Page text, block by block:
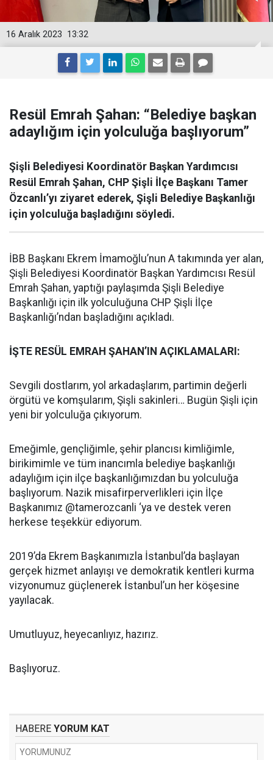
13:32
16 Aralık 2023
Resül Emrah Şahan: “Belediye başkan
adaylığım için yolculuğa başlıyorum”
Şişli Belediyesi Koordinatör Başkan Yardımcısı
Resül Emrah Şahan, CHP Şişli İlçe Başkanı Tamer
Özcanlı’yı ziyaret ederek, Şişli Belediye Başkanlığı
için yolculuğa başladığını söyledi.
İBB Başkanı Ekrem İmamoğlu’nun A takımında yer alan,
Şişli Belediyesi Koordinatör Başkan Yardımcısı Resül
Emrah Şahan, yaptığı paylaşımda Şişli Belediye
Başkanlığı için ilk yolculuğuna CHP Şişli İlçe
Başkanlığı’ndan başladığını açıkladı.
İŞTE RESÜL EMRAH ŞAHAN’IN AÇIKLAMALARI:
Sevgili dostlarım, yol arkadaşlarım, partimin değerli
örgütü ve komşularım, Şişli sakinleri… Bugün Şişli için
yeni bir yolculuğa çıkıyorum.
Emeğimle, gençliğimle, şehir plancısı kimliğimle,
birikimimle ve tüm inancımla belediye başkanlığı
adaylığım için ilçe başkanlığımızdan bu yolculuğa
başlıyorum. Nazik misafirperverlikleri için İlçe
Başkanımız @tamerozcanli ‘ya ve destek veren
herkese teşekkür ediyorum.
2019’da Ekrem Başkanımızla İstanbul’da başlayan
gerçek hizmet anlayışı ve demokratik kentleri kurma
vizyonumuz güçlenerek İstanbul’un her köşesine
yayılacak.
Umutluyuz, heyecanlıyız, hazırız.
Başlıyoruz.
HABERE YORUM KAT